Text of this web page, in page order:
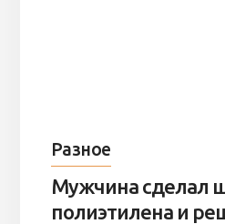
Разное
Мужчина сделал
полиэтилена и